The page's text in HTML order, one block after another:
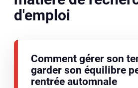
d'emploi
Comment gérer son
garder son équilibre
rentrée automnale